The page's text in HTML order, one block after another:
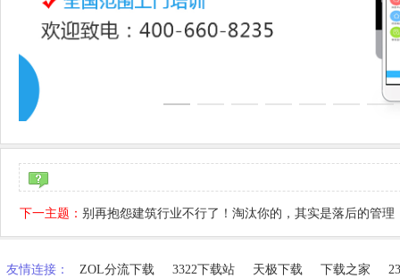
下一主题： 别再抱怨建筑行业不行了！淘汰你的，其实是落后的管理
友情连接： ZOL分流下载 3322下载站 天极下载 下载之家